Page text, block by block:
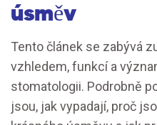
úsměv
Tento článek se zabývá
vzhledem, funkcí a
stomatologii. Podrobně
jsou, jak vypadají, proč